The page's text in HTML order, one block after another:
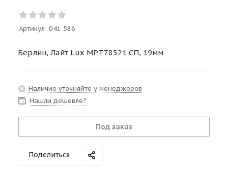
Артикул: 041 586
Берлин, Лайт Lux МРТ78521 СП, 19мм
Наличие уточняйте у менеджеров
Нашли дешевле?
Под заказ
Поделиться